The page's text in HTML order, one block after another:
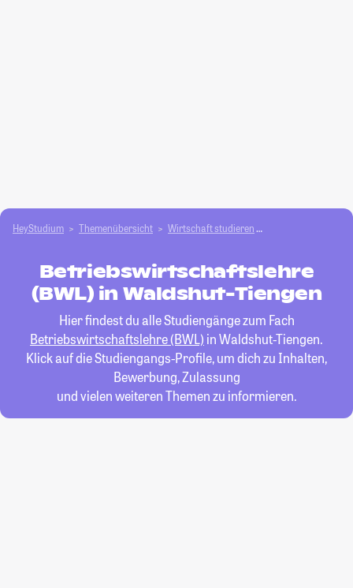
HeyStudium Themenübersicht Wirtschaft studieren
Betriebswirtschaftslehre
(BWL) in Waldshut-Tiengen
Hier findest du alle Studiengänge zum Fach
Betriebswirtschaftslehre (BWL) in Waldshut-Tiengen.
Klick auf die Studiengangs-Profile, um dich zu Inhalten,
Bewerbung, Zulassung
und vielen weiteren Themen zu informieren.